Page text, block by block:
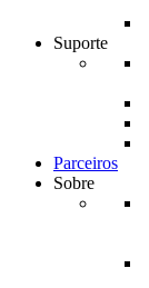
Suporte
Parceiros
Sobre